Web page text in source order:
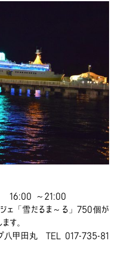
16:00 ～21:00
ェ「雪だるま～る」750個が
す。
プ八甲田丸 TEL 017-735-81